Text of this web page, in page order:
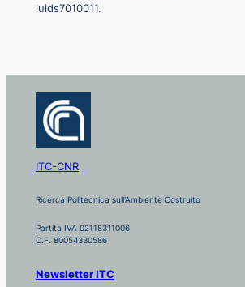
luids7010011.
ITC-CNR
Ricerca Politecnica sull'Ambiente Costruito
Partita IVA 02118311006
C.F. 80054330586
Newsletter ITC